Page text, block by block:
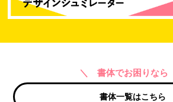
＼ 書体でお困りな
書体一覧はこちら